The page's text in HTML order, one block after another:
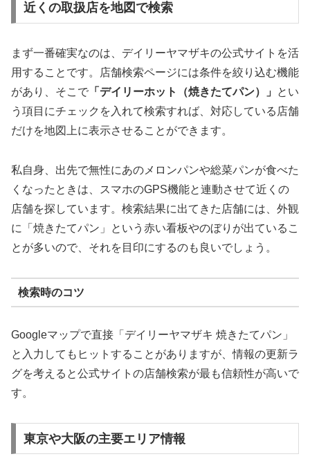
近くの取扱店を地図で検索
まず一番確実なのは、デイリーヤマザキの公式サイトを活
用することです。店舗検索ページには条件を絞り込む機能
があり、そこで 「デイリーホット（焼きたてパン）」
とい
う項目にチェックを入れて検索すれば、対応している店舗
だけを地図上に表示させることができます。
私自身、出先で無性にあのメロンパンや総菜パンが食べた
くなったときは、スマホのGPS機能と連動させて近くの
店舗を探しています。検索結果に出てきた店舗には、外観
に「焼きたてパン」という赤い看板やのぼりが出ているこ
とが多いので、それを目印にするのも良いでしょう。
検索時のコツ
Googleマップで直接「デイリーヤマザキ 焼きたてパン」
と入力してもヒットすることがありますが、情報の更新ラ
グを考えると公式サイトの店舗検索が最も信頼性が高いで
す。
東京や大阪の主要エリア情報